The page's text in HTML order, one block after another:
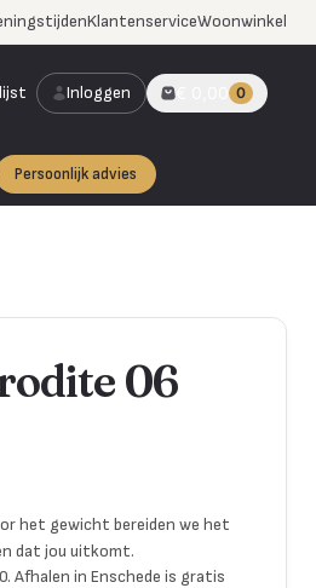
KlantenserviceWoonwinkel
Inloggen € 0,00 0
Persoonlijk advies
06
het gewicht bereiden we het
dat jou uitkomt.
Afhalen in Enschede is gratis